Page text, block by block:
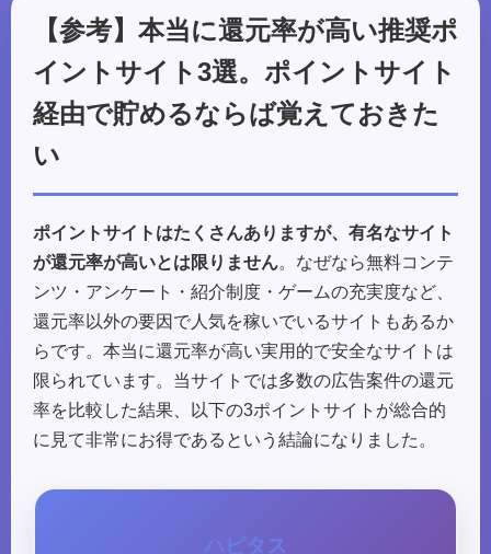
【参考】本当に還元率が高い推奨ポ
イントサイト3選。ポイントサイト
経由で貯めるならば覚えておきた
い
ポイントサイトはたくさんありますが、有名なサイト
が還元率が高いとは限りません。なぜなら無料コンテ
ンツ・アンケート・紹介制度・ゲームの充実度など、
還元率以外の要因で人気を稼いでいるサイトもあるか
らです。本当に還元率が高い実用的で安全なサイトは
限られています。当サイトでは多数の広告案件の還元
率を比較した結果、以下の3ポイントサイトが総合的
に見て非常にお得であるという結論になりました。
ハピタス